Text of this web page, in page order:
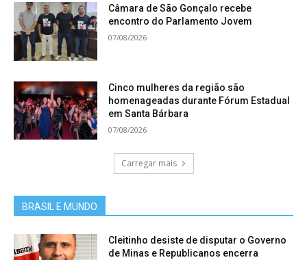
Câmara de São Gonçalo recebe
encontro do Parlamento Jovem
07/08/2026
Cinco mulheres da região são
homenageadas durante Fórum Estadual
em Santa Bárbara
07/08/2026
Carregar mais
BRASIL E MUNDO
Cleitinho desiste de disputar o Governo
de Minas e Republicanos encerra